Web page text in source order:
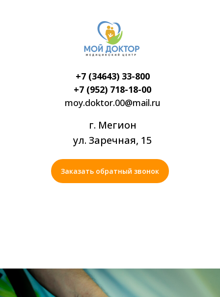
+7 (34643) 33-800
+7 (952) 718-18-00
moy.doktor.00@mail.ru
г. Мегион
ул. Заречная, 15
Заказать обратный звонок